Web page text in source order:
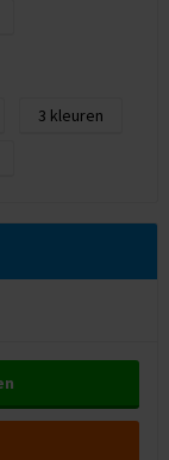
3